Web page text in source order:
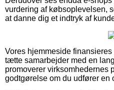
vurdering af købsoplevelsen,
at danne dig et indtryk af
Vores hjemmeside
tætte samarbejder med en
promoverer virksomhedernes
godtgørelse om du udfører en